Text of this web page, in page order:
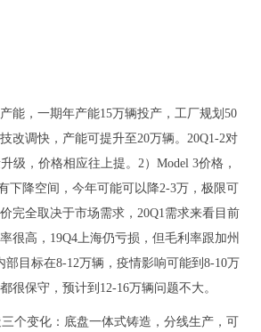
能，一期年产能15万辆投产，工厂规划50
改调快，产能可提升至20万辆。20Q1-2对
级，价格相应往上提。2）Model 3价格，
下降空间，今年可能可以降2-3万，极限可
完全取决于市场需求，20Q1需求来看目前
很高，19Q4上海仍亏损，但毛利率跟加州
部目标在8-12万辆，疫情影响可能到8-10万
很保守，预计到12-16万辆问题不大。
个变化：底盘一体式铸造，分线生产，可